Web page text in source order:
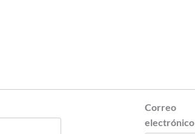
Correo
electrónico